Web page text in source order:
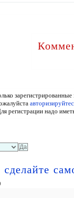
регистрации надо